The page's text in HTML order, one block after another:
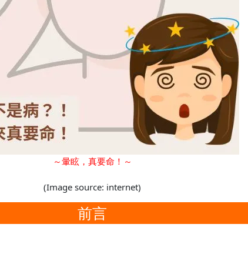
～暈眩，真要命！～
(Image source: internet)
前言